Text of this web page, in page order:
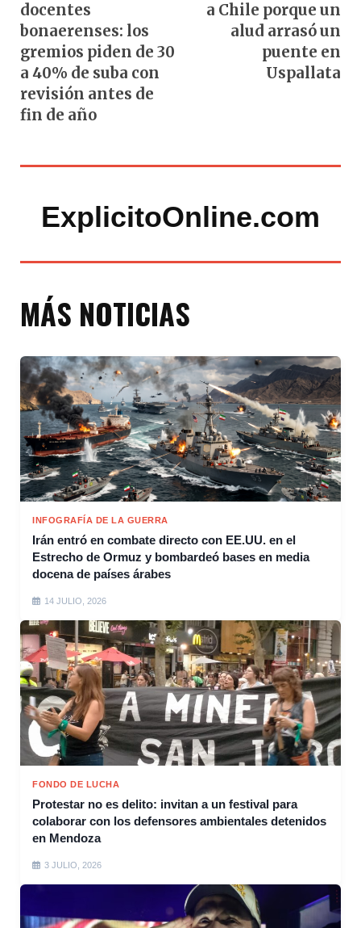
docentes
bonaerenses: los
gremios piden de 30
a 40% de suba con
revisión antes de
fin de año
a Chile porque un
alud arrasó un
puente en
Uspallata
ExplicitoOnline.com
MÁS NOTICIAS
INFOGRAFÍA DE LA GUERRA
Irán entró en combate directo con EE.UU. en el
Estrecho de Ormuz y bombardeó bases en media
docena de países árabes
14 JULIO, 2026
FONDO DE LUCHA
Protestar no es delito: invitan a un festival para
colaborar con los defensores ambientales detenidos
en Mendoza
3 JULIO, 2026